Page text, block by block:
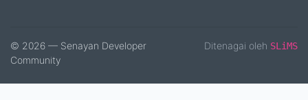
© 2026 — Senayan Developer
Community
Ditenagai oleh SLiMS